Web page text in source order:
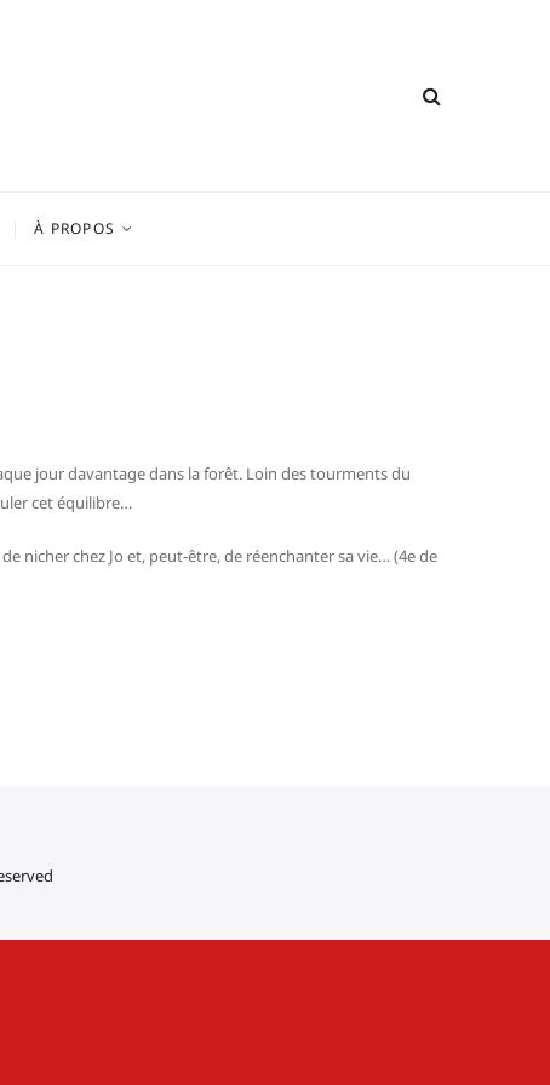
À PROPOS
jour davantage dans la forêt. Loin des tourments du
cet équilibre…
nicher chez Jo et, peut-être, de réenchanter sa vie… (4e de